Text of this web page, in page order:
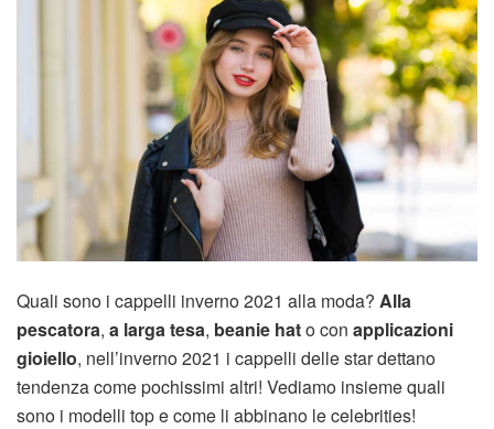
Quali sono i cappelli inverno 2021 alla moda? Alla
pescatora, a larga tesa, beanie hato con applicazioni
gioiello, nell’inverno 2021 i cappelli delle star dettano
tendenza come pochissimi altri! Vediamo insieme quali
sono i modelli top e come li abbinano le celebrities!